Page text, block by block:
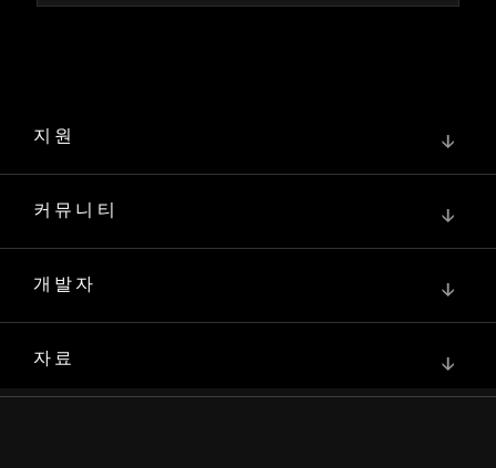
지원 ↓
커뮤니티 ↓
개발자 ↓
자료 ↓